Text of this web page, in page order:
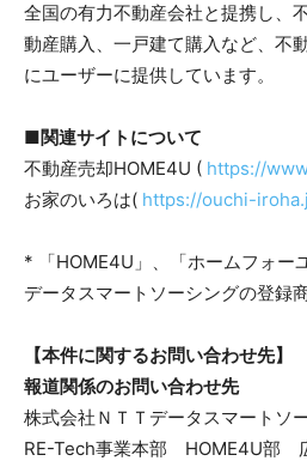
全国の有力不動産会社と提携し、
動産購入、一戸建て購入など、不
にユーザーに提供しています。
■関連サイトについて
不動産売却HOME4U ( https://
お家のいろは( https://ouchi-
* 「HOME4U」、「ホームフォー
データスマートソーシングの登録商
【本件に関するお問い合わせ先】
報道関係のお問い合わせ先
株式会社ＮＴＴデータスマートソ
RE-Tech事業本部 HOME4U部